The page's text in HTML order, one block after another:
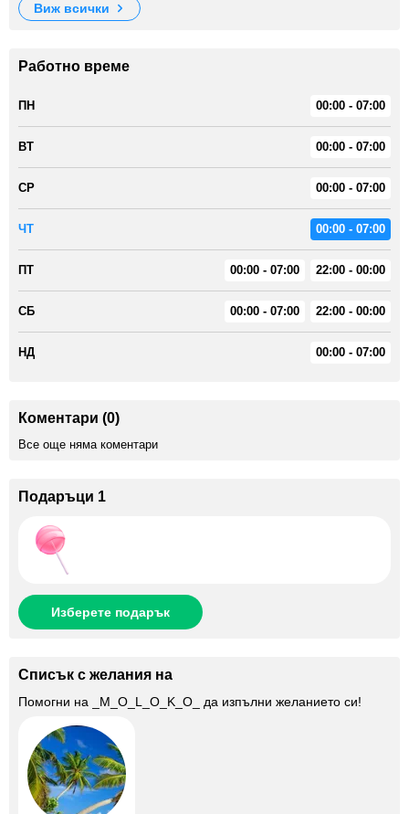
виж всички
Работно време
ПН 00:00 - 07:00
ВТ 00:00 - 07:00
СР 00:00 - 07:00
ЧТ 00:00 - 07:00
ПТ 00:00 - 07:00 22:00 - 00:00
СБ 00:00 - 07:00 22:00 - 00:00
НД 00:00 - 07:00
Коментари (0)
Все още няма коментари
Подаръци 1
Изберете подарък
Списък с желания на
Помогни на _M_O_L_O_K_O_ да изпълни желанието си!